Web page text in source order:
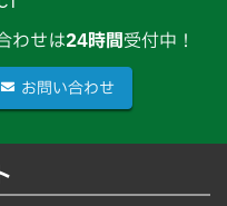
わせは24時間受付中！
お問い合わせ